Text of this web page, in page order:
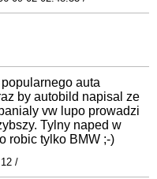
auta
by autobild napisal ze
vw lupo prowadzi
Tylny naped w
robic tylko BMW ;-)
/